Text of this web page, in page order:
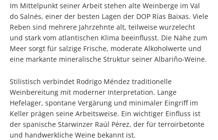
Im Mittelpunkt seiner Arbeit stehen alte Weinberge im Val
do Salnés, einer der besten Lagen der DOP Rías Baixas. Viele
Reben sind mehrere Jahrzehnte alt, teilweise wurzelecht
und stark vom atlantischen Klima beeinflusst. Die Nähe zum
Meer sorgt für salzige Frische, moderate Alkoholwerte und
eine markante mineralische Struktur seiner Albariño-Weine.
Stilistisch verbindet Rodrigo Méndez traditionelle
Weinbereitung mit moderner Interpretation. Lange
Hefelager, spontane Vergärung und minimaler Eingriff im
Keller prägen seine Arbeitsweise. Ein wichtiger Einfluss ist
der spanische Starwinzer Raúl Pérez, der für terroirbetonte
und handwerkliche Weine bekannt ist.